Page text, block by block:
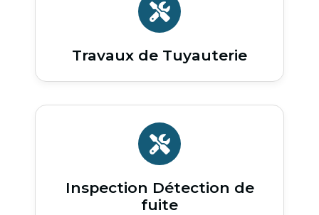
Travaux de Tuyauterie
Inspection Détection de
fuite